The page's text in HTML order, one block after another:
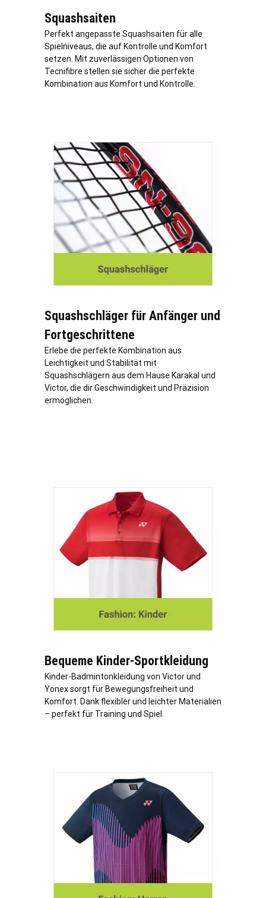
Squashsaiten
Perfekt angepasste Squashsaiten für alle
Spielniveaus, die auf Kontrolle und Komfort
setzen. Mit zuverlässigen Optionen von
Tecnifibre stellen sie sicher die perfekte
Kombination aus Komfort und Kontrolle.
Squashschläger für Anfänger und
Fortgeschrittene
Erlebe die perfekte Kombination aus
Leichtigkeit und Stabilität mit
Squashschlägern aus dem Hause Karakal und
Victor, die dir Geschwindigkeit und Präzision
ermöglichen.
Bequeme Kinder-Sportkleidung
Kinder-Badmintonkleidung von Victor und
Yonex sorgt für Bewegungsfreiheit und
Komfort. Dank flexibler und leichter Materialien
– perfekt für Training und Spiel.